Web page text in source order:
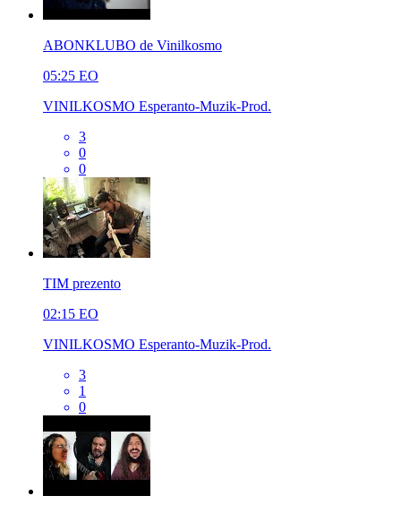
ABONKLUBO de Vinilkosmo
05:25 EO
VINILKOSMO Esperanto-Muzik-Prod.
3
0
0
TIM prezento
02:15 EO
VINILKOSMO Esperanto-Muzik-Prod.
3
1
0